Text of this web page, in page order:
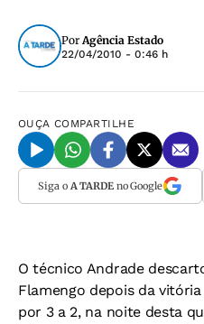
PorAgência Estado
22/04/2010 - 0:46 h
OUÇA COMPARTILHE
Siga o A TARDEno Google
O técnico Andrade
Flamengo depois da
por 3 a 2, na noite desta